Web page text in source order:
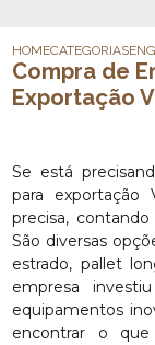
HOMECATEGORIAS
Compra de
Exportação
Se está
para exportação
precisa,
São diversas
estrado, pallet
empresa
equipamentos
encontrar o